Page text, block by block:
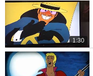
1:30